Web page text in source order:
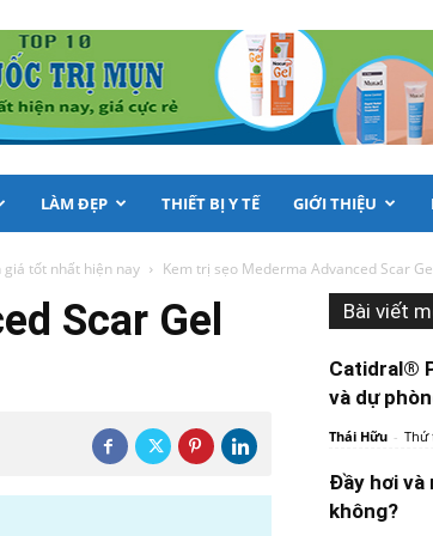
LÀM ĐẸP THIẾT BỊ Y TẾ GIỚI THIỆU
giá tốt nhất hiện nay Kem trị sẹo Mederma Advanced Scar
Scar Gel
Bài viết
Catidral®
và dự
Thái Hữu - Thứ
Đầy hơi và
không?